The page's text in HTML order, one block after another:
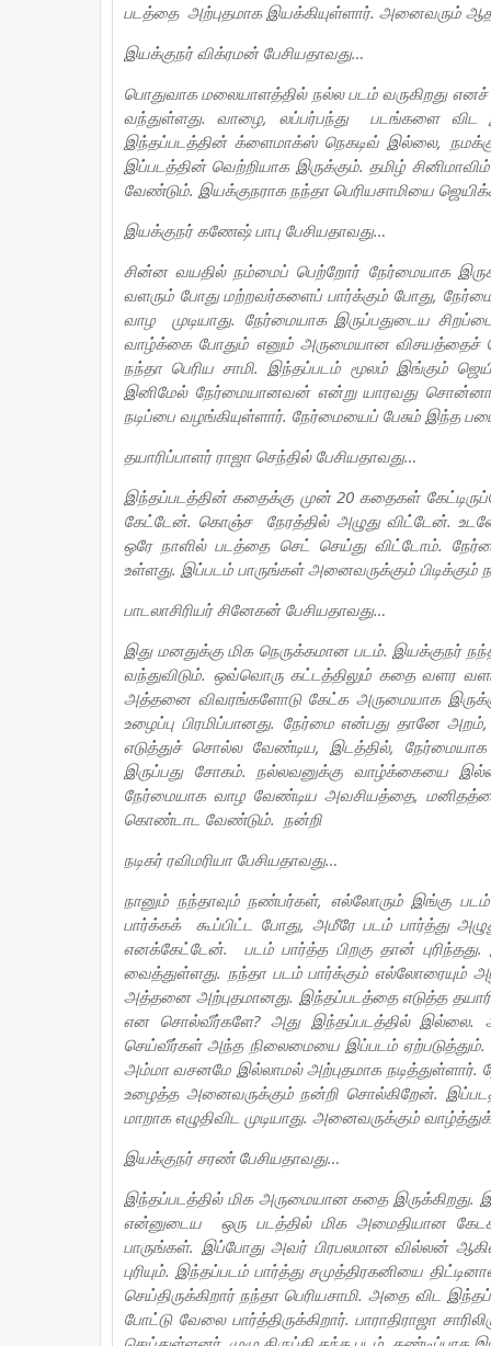
படத்தை அற்புதமாக இயக்கியுள்ளார். அனைவரும்
இயக்குநர் விக்ரமன் பேசியதாவது…
பொதுவாக மலையாளத்தில் நல்ல படம் வருகிறது
வந்துள்ளது. வாழை, லப்பர்பந்து படங்களை விட
இந்தப்படத்தின் க்ளைமாக்ஸ் நெகடிவ் இல்லை,
இப்படத்தின் வெற்றியாக இருக்கும். தமிழ்
வேண்டும். இயக்குநராக நந்தா பெரியசாமியை
இயக்குநர் கணேஷ் பாபு பேசியதாவது…
சின்ன வயதில் நம்மைப் பெற்றோர் நேர்மையாக
வளரும் போது மற்றவர்களைப் பார்க்கும் போது,
வாழ முடியாது. நேர்மையாக இருப்பதுடைய
வாழ்க்கை போதும் எனும் அருமையான விசயத்தைச்
நந்தா பெரிய சாமி. இந்தப்படம் மூலம் இங்கும்
இனிமேல் நேர்மையானவன் என்று யாரவது
நடிப்பை வழங்கியுள்ளார். நேர்மையைப் பேசும் இந்த
தயாரிப்பாளர் ராஜா செந்தில் பேசியதாவது…
இந்தப்படத்தின் கதைக்கு முன் 20 கதைகள்
கேட்டேன். கொஞ்ச நேரத்தில் அழுது விட்டேன்.
ஒரே நாளில் படத்தை செட் செய்து விட்டோம்.
உள்ளது. இப்படம் பாருங்கள் அனைவருக்கும் பிடிக்கும்
பாடலாசிரியர் சினேகன் பேசியதாவது…
இது மனதுக்கு மிக நெருக்கமான படம். இயக்குநர்
வந்துவிடும். ஒவ்வொரு கட்டத்திலும் கதை வளர
அத்தனை விவரங்களோடு கேட்க அருமையாக
உழைப்பு பிரமிப்பானது. நேர்மை என்பது தானே
எடுத்துச் சொல்ல வேண்டிய, இடத்தில்,
இருப்பது சோகம். நல்லவனுக்கு வாழ்க்கையை
நேர்மையாக வாழ வேண்டிய அவசியத்தை,
கொண்டாட வேண்டும். நன்றி
நடிகர் ரவிமரியா பேசியதாவது…
நானும் நந்தாவும் நண்பர்கள், எல்லோரும் இங்கு படம்
பார்க்கக் கூப்பிட்ட போது, அமீரே படம் பார்த்து
எனக்கேட்டேன். படம் பார்த்த பிறகு தான்
வைத்துள்ளது. நந்தா படம் பார்க்கும் எல்லோரையும்
அத்தனை அற்புதமானது. இந்தப்படத்தை எடுத்த
என சொல்வீர்களே? அது இந்தப்படத்தில் இல்லை.
செய்வீர்கள் அந்த நிலைமையை இப்படம் ஏற்படுத்தும்.
அம்மா வசனமே இல்லாமல் அற்புதமாக நடித்துள்ளார்.
உழைத்த அனைவருக்கும் நன்றி சொல்கிறேன்.
மாறாக எழுதிவிட முடியாது. அனைவருக்கும்
இயக்குநர் சரண் பேசியதாவது…
இந்தப்படத்தில் மிக அருமையான கதை இருக்கிறது.
என்னுடைய ஒரு படத்தில் மிக அமைதியான
பாருங்கள். இப்போது அவர் பிரபலமான வில்லன்
புரியும். இந்தப்படம் பார்த்து சமுத்திரகனியை
செய்திருக்கிறார் நந்தா பெரியசாமி. அதை விட
போட்டு வேலை பார்த்திருக்கிறார். பாராதிராஜா